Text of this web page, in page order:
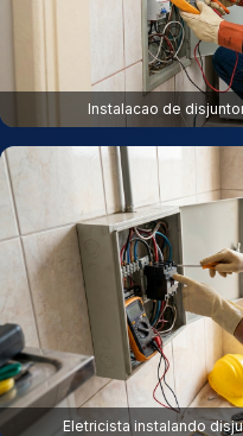
Instalacao de
Eletricista instalando